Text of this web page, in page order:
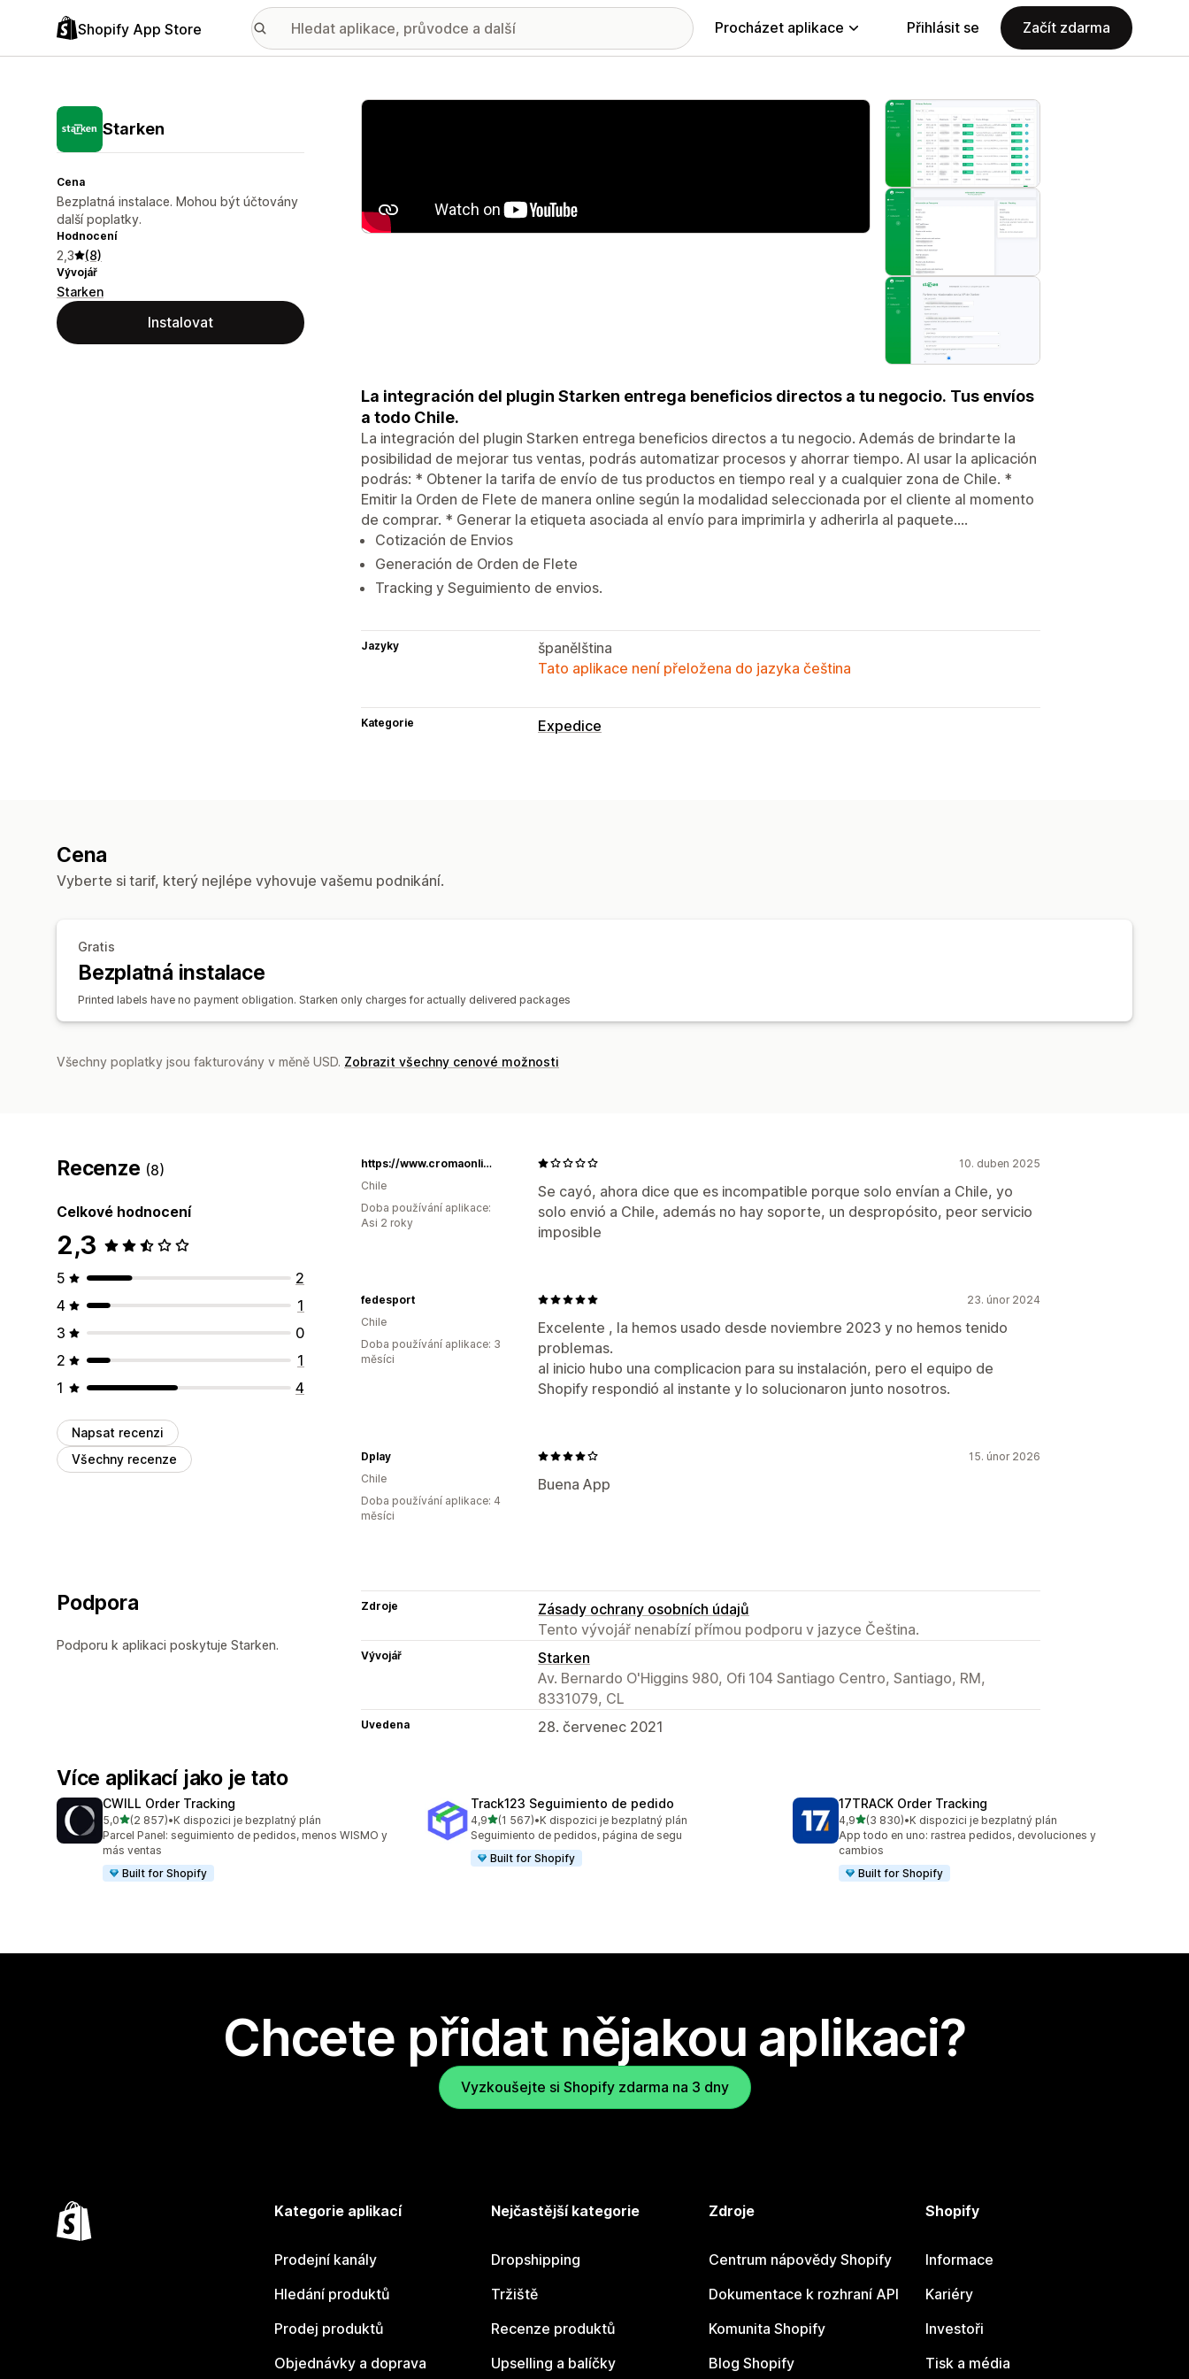
Shopify App Store Procházet aplikace Přihlásit se Začít zdarma
Starken
Cena
Bezplatná instalace. Mohou být účtovány
další poplatky.
Hodnocení
2,3 (8)
Vývojář
Starken
Instalovat
Galerie propagovaných obrázků
La integración del plugin Starken entrega beneficios directos a tu negocio. Tus envíos
a todo Chile.
La integración del plugin Starken entrega beneficios directos a tu negocio. Además de brindarte la
posibilidad de mejorar tus ventas, podrás automatizar procesos y ahorrar tiempo. Al usar la aplicación
podrás: * Obtener la tarifa de envío de tus productos en tiempo real y a cualquier zona de Chile. *
Emitir la Orden de Flete de manera online según la modalidad seleccionada por el cliente al momento
de comprar. * Generar la etiqueta asociada al envío para imprimirla y adherirla al paquete....
Cotización de Envios
Generación de Orden de Flete
Tracking y Seguimiento de envios.
Jazyky
španělština
Tato aplikace není přeložena do jazyka čeština
Kategorie Expedice
Cena
Vyberte si tarif, který nejlépe vyhovuje vašemu podnikání.
Gratis
Bezplatná instalace
Printed labels have no payment obligation. Starken only charges for actually delivered packages
Všechny poplatky jsou fakturovány v měně USD. Zobrazit všechny cenové možnosti
Recenze (8)
Celkové hodnocení
2,3
5
2
4
1
3
0
2
1
1
4
Napsat recenzi
Všechny recenze
10. duben 2025
Se cayó, ahora dice que es incompatible porque solo envían a Chile, yo
solo envió a Chile, además no hay soporte, un despropósito, peor servicio
imposible
https://www.cromaonline.cl/
Chile
Doba používání aplikace:
Asi 2 roky
23. únor 2024
Excelente , la hemos usado desde noviembre 2023 y no hemos tenido
problemas.
al inicio hubo una complicacion para su instalación, pero el equipo de
Shopify respondió al instante y lo solucionaron junto nosotros.
fedesport
Chile
Doba používání aplikace: 3
měsíci
15. únor 2026
Buena App
Dplay
Chile
Doba používání aplikace: 4
měsíci
Podpora
Podporu k aplikaci poskytuje Starken.
Zdroje
Zásady ochrany osobních údajů
Tento vývojář nenabízí přímou podporu v jazyce Čeština.
Vývojář
Starken
Av. Bernardo O'Higgins 980, Ofi 104 Santiago Centro, Santiago, RM,
8331079, CL
Uvedena 28. červenec 2021
Více aplikací jako je tato
CWILL Order Tracking
5,0z 5 hvězd
(2 857)
Celkový počet recenzí: 2857
•K dispozici je bezplatný plán
Parcel Panel: seguimiento de pedidos, menos WISMO y
más ventas
Built for Shopify
Track123 Seguimiento de pedido
4,9z 5 hvězd
(1 567)
Celkový počet recenzí: 1567
•K dispozici je bezplatný plán
Seguimiento de pedidos, página de segu
Built for Shopify
17TRACK Order Tracking
4,9z 5 hvězd
(3 830)
Celkový počet recenzí: 3830
•K dispozici je bezplatný plán
App todo en uno: rastrea pedidos, devoluciones y
cambios
Built for Shopify
Chcete přidat nějakou aplikaci?
Vyzkoušejte si Shopify zdarma na 3 dny
Kategorie aplikací
Prodejní kanály
Hledání produktů
Prodej produktů
Objednávky a doprava
Nejčastější kategorie
Dropshipping
Tržiště
Recenze produktů
Upselling a balíčky
Zdroje
Centrum nápovědy Shopify
Dokumentace k rozhraní API
Komunita Shopify
Blog Shopify
Shopify
Informace
Kariéry
Investoři
Tisk a média